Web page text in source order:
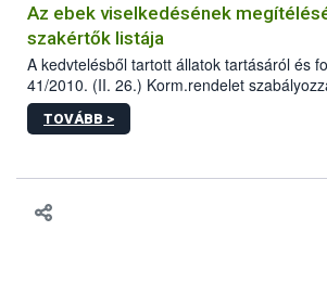
Az ebek viselkedésének
szakértők listája
A kedvtelésből tartott állatok tartásáról és
41/2010. (II. 26.) Korm.rendelet
sérülés, illetve ennek veszélye
hatósági feladatokat, valamint a veszélyes
TOVÁBB >